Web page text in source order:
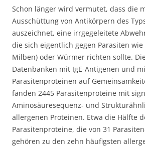
Schon länger wird vermutet, dass die
Ausschüttung von Antikörpern des
auszeichnet, eine irrgegeleitete
die sich eigentlich gegen Parasiten
Milben) oder Würmer richten sollte.
Datenbanken mit IgE-Antigenen und
Parasitenproteinen auf
fanden 2445 Parasitenproteine mit
Aminosäuresequenz- und
allergenen Proteinen. Etwa die Hälfte
Parasitenproteine, die von 31
gehören zu den zehn häufigsten